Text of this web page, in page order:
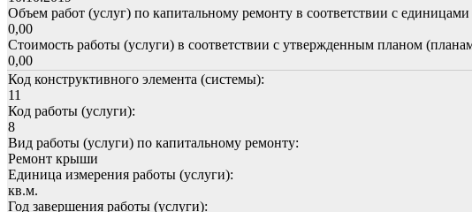
Объем работ (услуг) по капитальному ремонту в соответствии с единицами
0,00
Стоимость работы (услуги) в соответствии с утвержденным планом
0,00
Код конструктивного элемента (системы):
11
Код работы (услуги):
8
Вид работы (услуги) по капитальному ремонту:
Ремонт крыши
Единица измерения работы (услуги):
кв.м.
Год завершения работы (услуги):